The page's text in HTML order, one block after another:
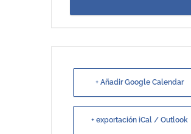
+ Añadir Google Calendar
+ exportación iCal / Outlook